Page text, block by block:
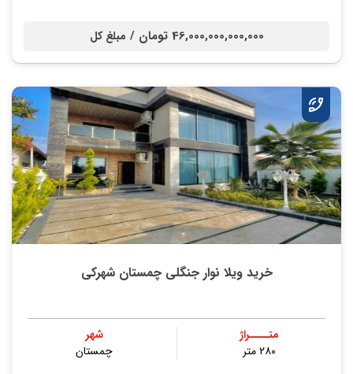
46,000,000,000,000 تومان / مبلغ کل
خرید ویلا نوار جنگلی چمستان شهرکی
متــــراژ
۲۸۰ متر
شهر
چمستان